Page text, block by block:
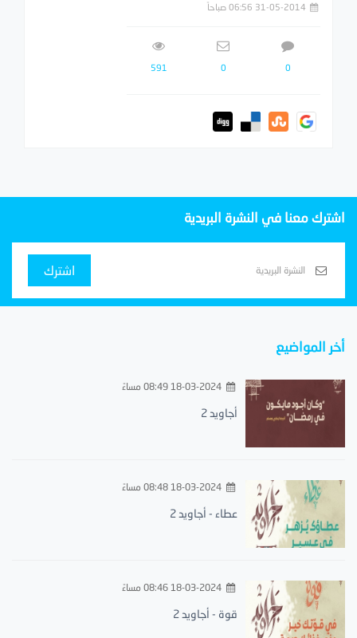
31-05-2014 06:56 صباحاً
0
0
591
اشترك معنا في النشرة البريدية
اشترك
أخر المواضيع
18-03-2024 08:49 مساءً
أجاويد 2
18-03-2024 08:48 مساءً
عطاء - أجاويد 2
18-03-2024 08:46 مساءً
قوة - أجاويد 2